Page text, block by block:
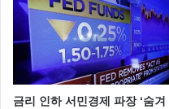
금리 인하 서민경제 파장 ‘숨겨